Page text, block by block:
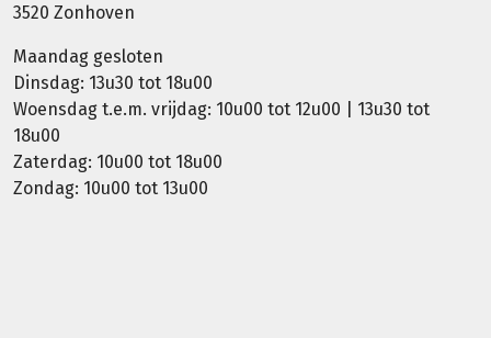
3520 Zonhoven
Maandag gesloten
Dinsdag: 13u30 tot 18u00
Woensdag t.e.m. vrijdag: 10u00 tot 12u00 | 13u30 tot
18u00
Zaterdag: 10u00 tot 18u00
Zondag: 10u00 tot 13u00